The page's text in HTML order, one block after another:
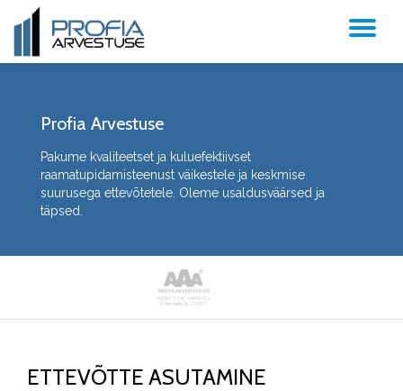
Profia Arvestuse
Pakume kvaliteetset ja kuluefektiivset
raamatupidamisteenust väikestele ja keskmise
suurusega ettevõtetele. Oleme usaldusväärsed ja
täpsed.
ETTEVÕTTE ASUTAMINE